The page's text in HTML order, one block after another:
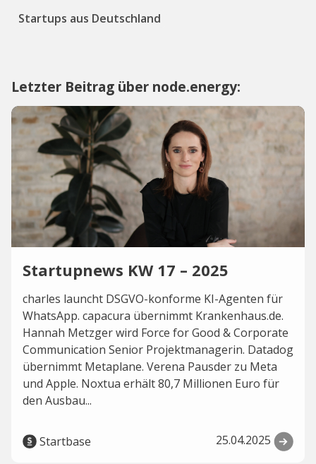
Startups aus Deutschland
Letzter Beitrag über node.energy:
Startupnews KW 17 – 2025
charles launcht DSGVO-konforme KI-Agenten für
WhatsApp. capacura übernimmt Krankenhaus.de.
Hannah Metzger wird Force for Good & Corporate
Communication Senior Projektmanagerin. Datadog
übernimmt Metaplane. Verena Pausder zu Meta
und Apple. Noxtua erhält 80,7 Millionen Euro für
den Ausbau...
Startbase 25.04.2025